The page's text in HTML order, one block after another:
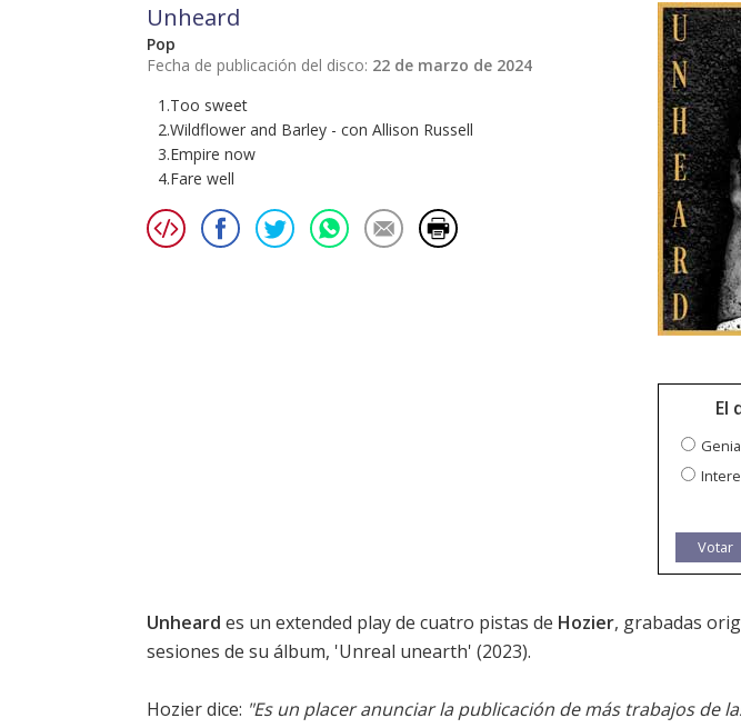
Unheard
Pop
Fecha de publicación del disco: 22 de marzo de 2024
1.Too sweet
2.Wildflower and Barley - con Allison Russell
3.Empire now
4.Fare well
El
Votar
Unheard es un extended play de cuatro pistas de Hozier, grabadas
sesiones de su álbum, 'Unreal unearth' (2023).
Hozier dice: "Es un placer anunciar la publicación de más trabajos de